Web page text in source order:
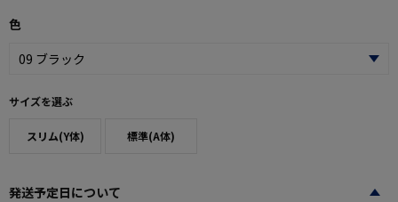
色
サイズを選ぶ
スリム(Y体) 標準(A体)
発送予定日について